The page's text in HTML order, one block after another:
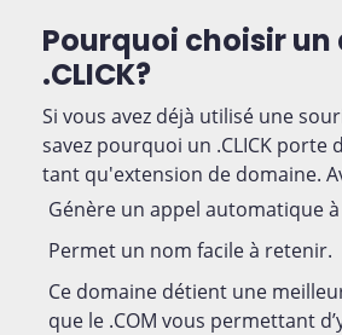
Pourquoi choisir
.CLICK?
Si vous avez déjà utilisé une
savez pourquoi un .CLICK porte
tant qu'extension de domaine.
Génère un appel automatique
Permet un nom facile à retenir.
Ce domaine détient une
que le .COM vous permettant